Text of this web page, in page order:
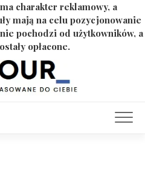
charakter reklamowy, a
mają na celu pozycjonowanie
pochodzi od użytkowników, a
opłacone.